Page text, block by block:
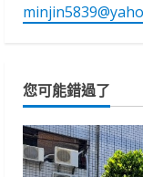
您可能錯過了